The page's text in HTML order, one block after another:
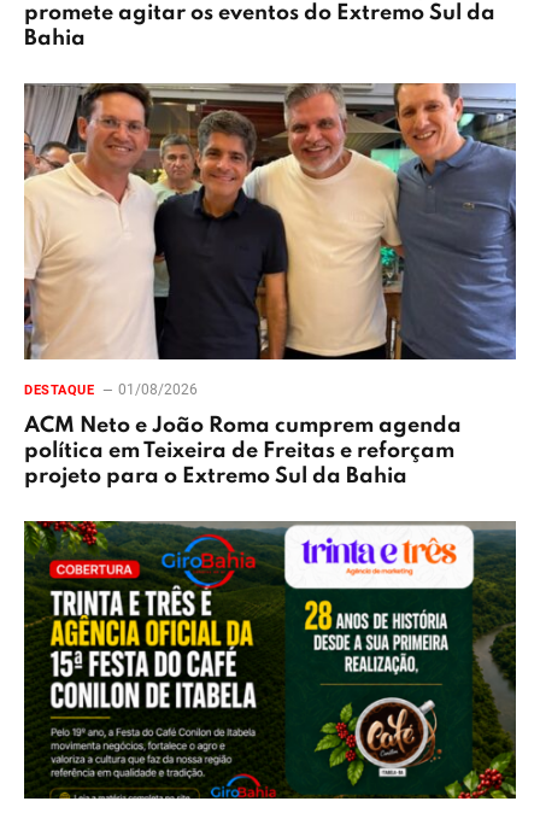
promete agitar os eventos do Extremo Sul da
Bahia
DESTAQUE 01/08/2026
ACM Neto e João Roma cumprem agenda
política em Teixeira de Freitas e reforçam
projeto para o Extremo Sul da Bahia